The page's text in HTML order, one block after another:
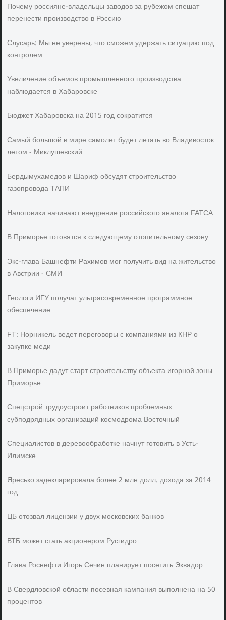
Почему россияне-владельцы заводов за рубежом спешат
перенести производство в Россию
Слусарь: Мы не уверены, что сможем удержать ситуацию под
контролем
Увеличение объемов промышленного производства
наблюдается в Хабаровске
Бюджет Хабаровска на 2015 год сократится
Самый большой в мире самолет будет летать во Владивосток
летом - Миклушевский
Бердымухамедов и Шариф обсудят строительство
газопровода ТАПИ
Налоговики начинают внедрение российского аналога FATCA
В Приморье готовятся к следующему отопительному сезону
Экс-глава Башнефти Рахимов мог получить вид на жительство
в Австрии - СМИ
Геологи ИГУ получат ультрасовременное программное
обеспечение
FT: Норникель ведет переговоры с компаниями из КНР о
закупке меди
В Приморье дадут старт строительству объекта игорной зоны
Приморье
Спецстрой трудоустроит работников проблемных
субподрядных организаций космодрома Восточный
Специалистов в деревообработке начнут готовить в Усть-
Илимске
Яресько задекларировала более 2 млн долл. дохода за 2014
год
ЦБ отозвал лицензии у двух московских банков
ВТБ может стать акционером Русгидро
Глава Роснефти Игорь Сечин планирует посетить Эквадор
В Свердловской области посевная кампания выполнена на 50
процентов